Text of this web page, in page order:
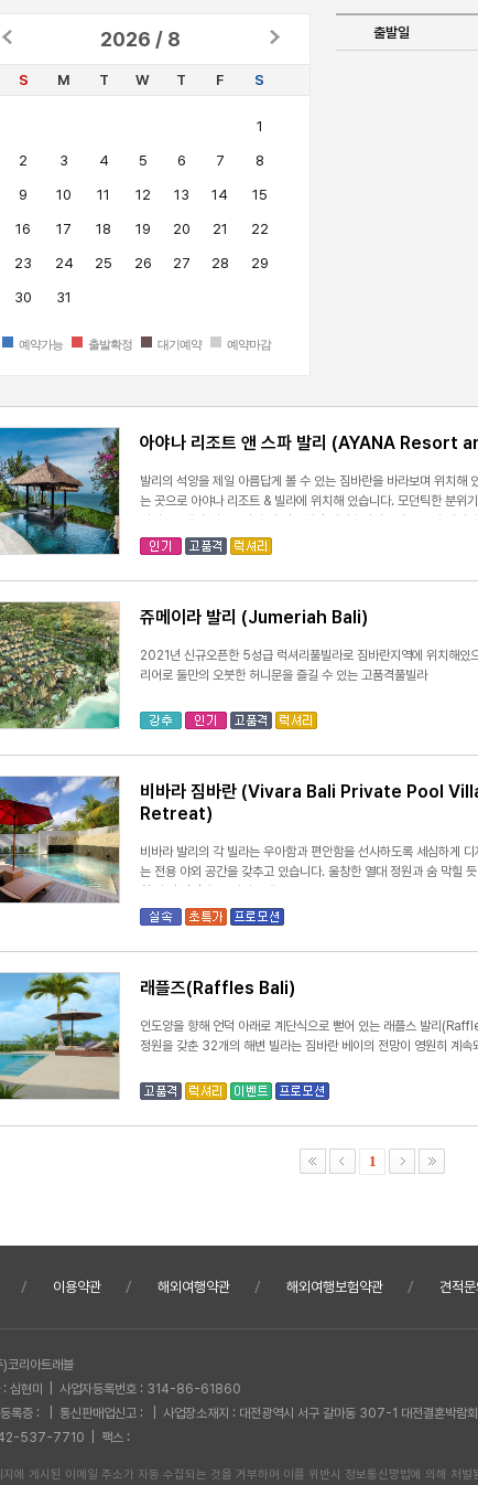
을 축일 수 있게 해준다. 약 10년 전까지 발랑안 비치 일대는 밀림으
되면서 세계에서 수많은 서퍼들이 모여드는 곳이 됐다.
2026 / 8
S M T W T F S
1
2 3 4 5 6 7 8
9 10 11 12 13 14 15
16 17 18 19 20 21 22
23 24 25 26 27 28 29
30 31
예약가능 출발확정 대기예약 예약마감
출발일
아야나 리조트 앤 스파 발리 (AYANA Resort
발리의 석양을 제일 아름답게 볼 수 있는 짐바란을 바라보며 위치해
는 곳으로 아야나 리조트 & 빌라에 위치해 있습니다. 모던틱한 분위
쥬메이라 발리 (Jumeriah Bali)
2021년 신규오픈한 5성급 럭셔리풀빌라로 짐바란지역에 위치해있
리어로 둘만의 오붓한 허니문을 즐길 수 있는 고품격풀빌라
비바라 짐바란 (Vivara Bali Private Pool
Retreat)
비바라 발리의 각 빌라는 우아함과 편안함을 선사하도록 세심하게
는 전용 야외 공간을 갖추고 있습니다. 울창한 열대 정원과 숨 막힐
래플즈(Raffles Bali)
인도양을 향해 언덕 아래로 계단식으로 뻗어 있는 래플스 발리
정원을 갖춘 32개의 해변 빌라는 짐바란 베이의 전망이 영원히 계
1
이용약관 해외여행약관 해외여행보험약관 견적문
)코리아트래블
: 심현미 | 사업자등록번호 : 314-86-61860
록증 : | 통신판매업신고 : | 사업장소재지 : 대전광역시 서구 갈마동 307-1 대전결혼박람
537-7710 | 팩스 :
지에 게시된 이메일 주소가 자동 수집되는 것을 거부하며 이를 위반시 정보통신망법에 의해 처벌